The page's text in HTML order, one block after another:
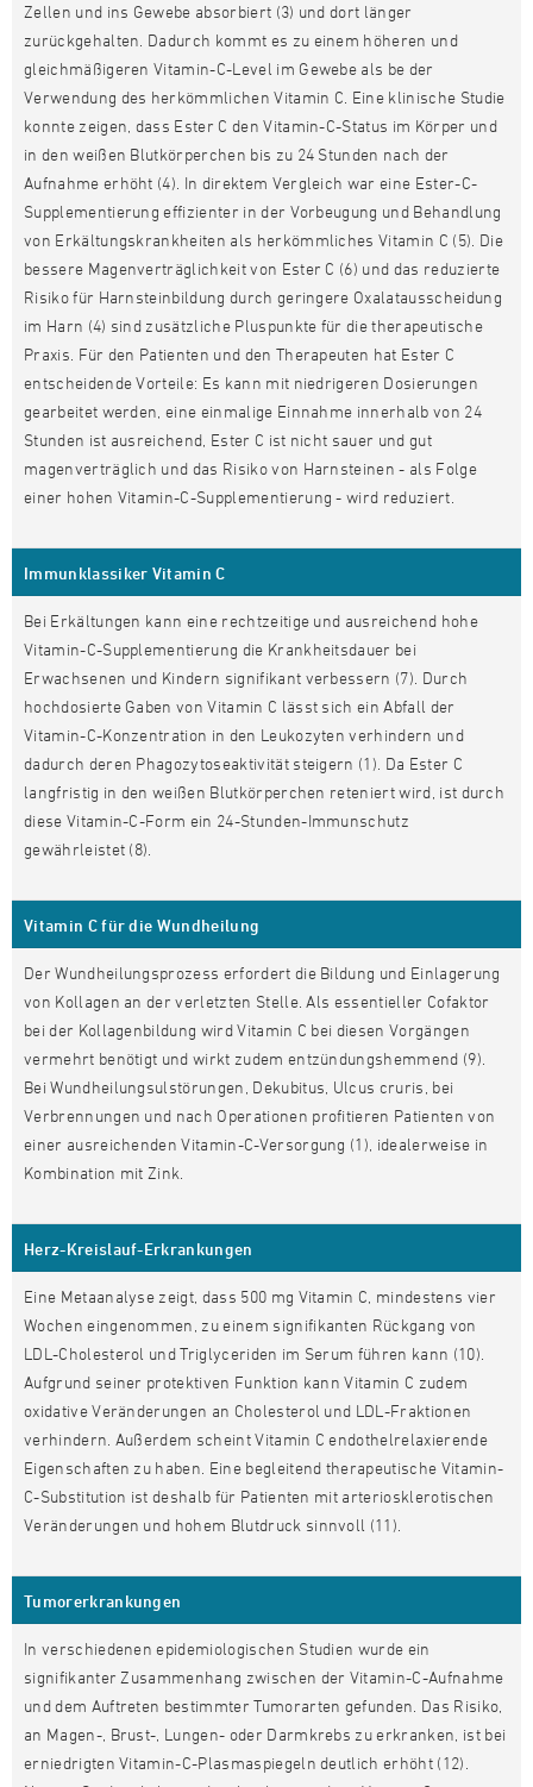
Zellen und ins Gewebe absorbiert (3) und dort länger
zurückgehalten. Dadurch kommt es zu einem höheren und
gleichmäßigeren Vitamin-C-Level im Gewebe als be der
Verwendung des herkömmlichen Vitamin C. Eine klinische Studie
konnte zeigen, dass Ester C den Vitamin-C-Status im Körper und
in den weißen Blutkörperchen bis zu 24 Stunden nach der
Aufnahme erhöht (4). In direktem Vergleich war eine Ester-C-
Supplementierung effizienter in der Vorbeugung und Behandlung
von Erkältungskrankheiten als herkömmliches Vitamin C (5). Die
bessere Magenverträglichkeit von Ester C (6) und das reduzierte
Risiko für Harnsteinbildung durch geringere Oxalatausscheidung
im Harn (4) sind zusätzliche Pluspunkte für die therapeutische
Praxis. Für den Patienten und den Therapeuten hat Ester C
entscheidende Vorteile: Es kann mit niedrigeren Dosierungen
gearbeitet werden, eine einmalige Einnahme innerhalb von 24
Stunden ist ausreichend, Ester C ist nicht sauer und gut
magenverträglich und das Risiko von Harnsteinen - als Folge
einer hohen Vitamin-C-Supplementierung - wird reduziert.
Immunklassiker Vitamin C
Bei Erkältungen kann eine rechtzeitige und ausreichend hohe
Vitamin-C-Supplementierung die Krankheitsdauer bei
Erwachsenen und Kindern signifikant verbessern (7). Durch
hochdosierte Gaben von Vitamin C lässt sich ein Abfall der
Vitamin-C-Konzentration in den Leukozyten verhindern und
dadurch deren Phagozytoseaktivität steigern (1). Da Ester C
langfristig in den weißen Blutkörperchen reteniert wird, ist durch
diese Vitamin-C-Form ein 24-Stunden-Immunschutz
gewährleistet (8).
Vitamin C für die Wundheilung
Der Wundheilungsprozess erfordert die Bildung und Einlagerung
von Kollagen an der verletzten Stelle. Als essentieller Cofaktor
bei der Kollagenbildung wird Vitamin C bei diesen Vorgängen
vermehrt benötigt und wirkt zudem entzündungshemmend (9).
Bei Wundheilungsulstörungen, Dekubitus, Ulcus cruris, bei
Verbrennungen und nach Operationen profitieren Patienten von
einer ausreichenden Vitamin-C-Versorgung (1), idealerweise in
Kombination mit Zink.
Herz-Kreislauf-Erkrankungen
Eine Metaanalyse zeigt, dass 500 mg Vitamin C, mindestens vier
Wochen eingenommen, zu einem signifikanten Rückgang von
LDL-Cholesterol und Triglyceriden im Serum führen kann (10).
Aufgrund seiner protektiven Funktion kann Vitamin C zudem
oxidative Veränderungen an Cholesterol und LDL-Fraktionen
verhindern. Außerdem scheint Vitamin C endothelrelaxierende
Eigenschaften zu haben. Eine begleitend therapeutische Vitamin-
C-Substitution ist deshalb für Patienten mit arteriosklerotischen
Veränderungen und hohem Blutdruck sinnvoll (11).
Tumorerkrankungen
In verschiedenen epidemiologischen Studien wurde ein
signifikanter Zusammenhang zwischen der Vitamin-C-Aufnahme
und dem Auftreten bestimmter Tumorarten gefunden. Das Risiko,
an Magen-, Brust-, Lungen- oder Darmkrebs zu erkranken, ist bei
erniedrigten Vitamin-C-Plasmaspiegeln deutlich erhöht (12).